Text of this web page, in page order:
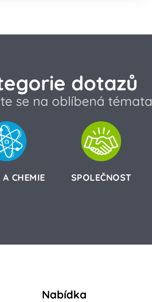
dotazů
se na oblíbená témata
CHEMIE SPOLEČNOST
Nabídka